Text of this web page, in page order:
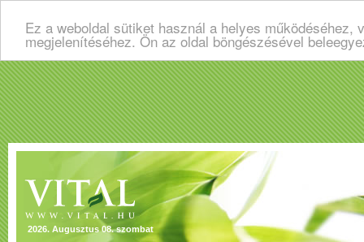
Ez a weboldal sütiket használ a helyes
megjelenítéséhez. Ön az oldal böngészésével
2026. Augusztus 08. szombat